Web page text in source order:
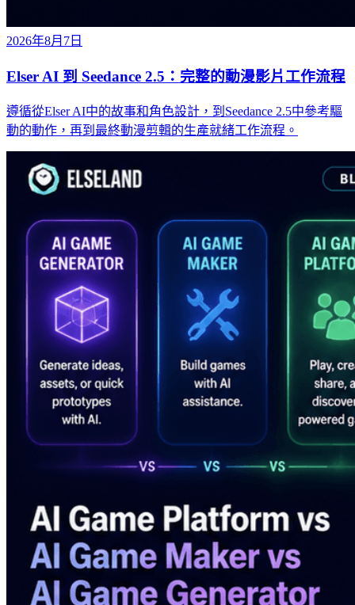
2026年8月7日
Elser AI 到 Seedance 2.5：完整的動漫影片工作流程
遵循從Elser AI中的故事和角色設計，到Seedance 2.5中參考驅
動的動作，再到最終動漫剪輯的生產就緒工作流程。